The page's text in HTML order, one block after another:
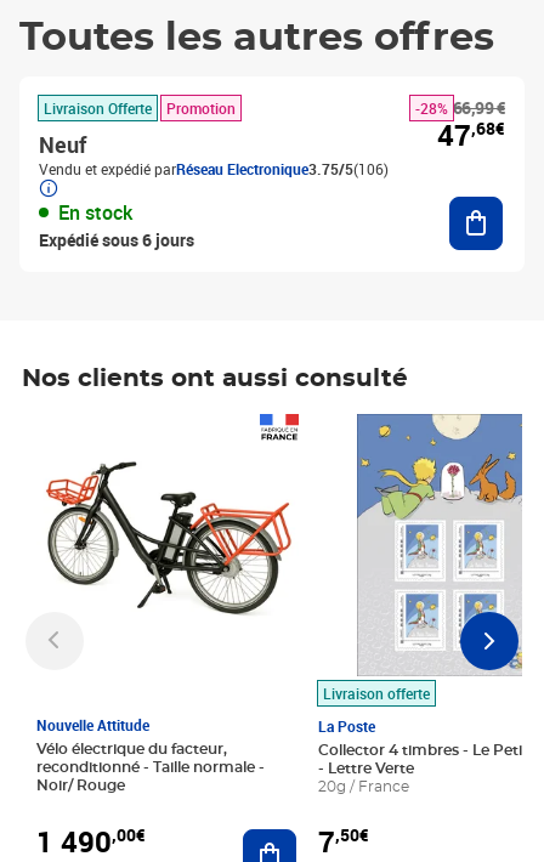
Toutes les autres offres
Livraison Offerte Promotion
Neuf
Vendu et expédié parRéseau Electronique3.75/5(106)
En stock
Expédié sous 6 jours
66,99 €
-28%
47,68€
Nos clients ont aussi consulté
Nouvelle Attitude
Vélo électrique du facteur,
reconditionné - Taille normale -
Noir/ Rouge
1 490,00€ Ajouter au panier
Livraison offerte
La Poste
Collector 4 timbres - Le Petit
- Lettre Verte
20g / France
7,50€
Prix 7,50€